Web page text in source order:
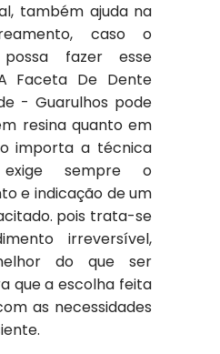
também ajuda na
caso o
fazer esse
Faceta De Dente
- Guarulhos pode
resina quanto em
importa a técnica
sempre o
e indicação de um
pois trata-se
irreversível,
do que ser
que a escolha feita
as necessidades